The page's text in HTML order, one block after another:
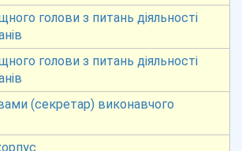
голови з питань діяльності
голови з питань діяльності
(секретар) виконавчого